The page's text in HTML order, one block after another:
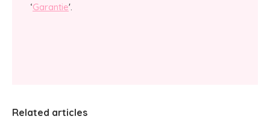
‘Garantie'.
Related articles